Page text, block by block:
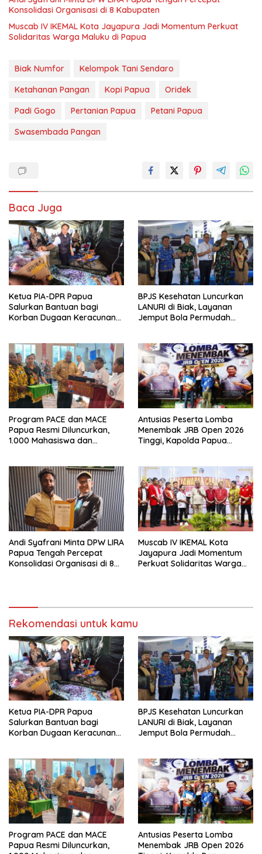
Konsolidasi Organisasi di 8 Kabupaten
Muscab IV IKEMAL Kota Jayapura Jadi Momentum Perkuat
Solidaritas Warga Maluku di Papua
Biak Numfor
Kelompok Tani Sendaro
Ketahanan Pangan
Kopi Papua
Oridek
Padi Gogo
Pertanian Papua
Petani Papua
Swasembada Pangan
Baca Juga
Ketua PIA-DPR Papua
Salurkan Bantuan bagi
Korban Dugaan Keracunan
BPJS Kesehatan Luncurkan
LANURI di Biak, Layanan
Jemput Bola Permudah
Program PACE dan MACE
Papua Resmi Diluncurkan,
1.000 Mahasiswa dan
Antusias Peserta Lomba
Menembak JRB Open 2026
Tinggi, Kapolda Papua
Andi Syafrani Minta DPW LIRA
Papua Tengah Percepat
Konsolidasi Organisasi di 8
Muscab IV IKEMAL Kota
Jayapura Jadi Momentum
Perkuat Solidaritas Warga
Rekomendasi untuk kamu
Ketua PIA-DPR Papua
Salurkan Bantuan bagi
Korban Dugaan Keracunan
BPJS Kesehatan Luncurkan
LANURI di Biak, Layanan
Jemput Bola Permudah
Program PACE dan MACE
Papua Resmi Diluncurkan,
Antusias Peserta Lomba
Menembak JRB Open 2026